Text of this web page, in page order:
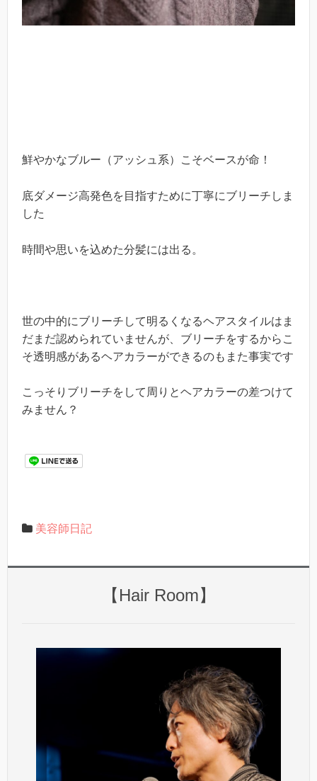
鮮やかなブルー（アッシュ系）こそベースが命！
底ダメージ高発色を目指すために丁寧にブリーチしま
した
時間や思いを込めた分髪には出る。
世の中的にブリーチして明るくなるヘアスタイ ルはま
だまだ認められていませんが、ブリーチをするからこ
そ透明感があるヘアカラーができるのもまた事実です
こっそりブリーチをして周りとヘアカラーの差つけて
みません？
美容師日記
【Hair Room】